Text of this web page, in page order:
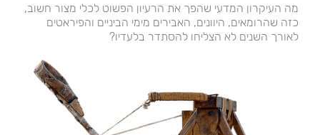
מה העיקרון המדעי שהפך את הרעיון הפשוט לכלי מצור חשוב,
כזה שהרומאים, היוונים, האבירים מימי הביניים והפיראטים
לאורך השנים לא הצליחו להסתדר בלעדיו?